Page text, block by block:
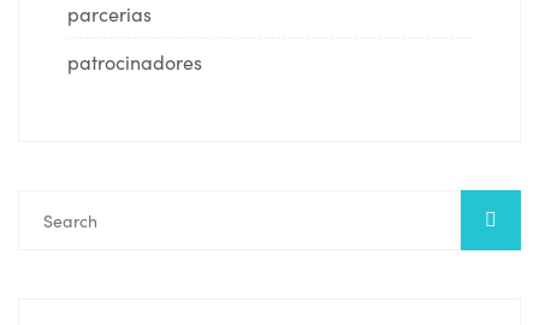
parcerias
patrocinadores